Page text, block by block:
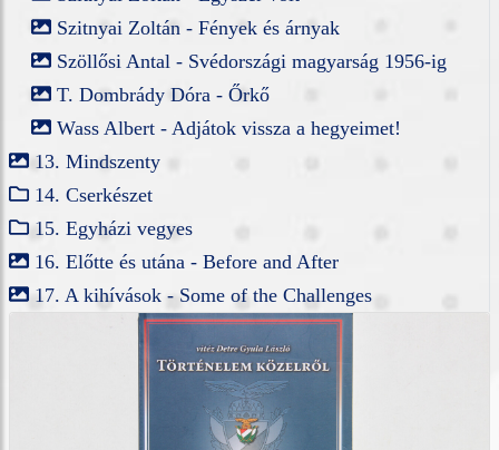
Szitnyai Zoltán - Fények és árnyak
Szöllősi Antal - Svédországi magyarság 1956-ig
T. Dombrády Dóra - Őrkő
Wass Albert - Adjátok vissza a hegyeimet!
13. Mindszenty
14. Cserkészet
15. Egyházi vegyes
16. Előtte és utána - Before and After
17. A kihívások - Some of the Challenges